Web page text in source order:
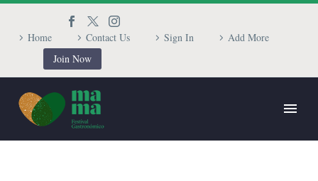
Home Contact Us Sign In
Add More
Join Now